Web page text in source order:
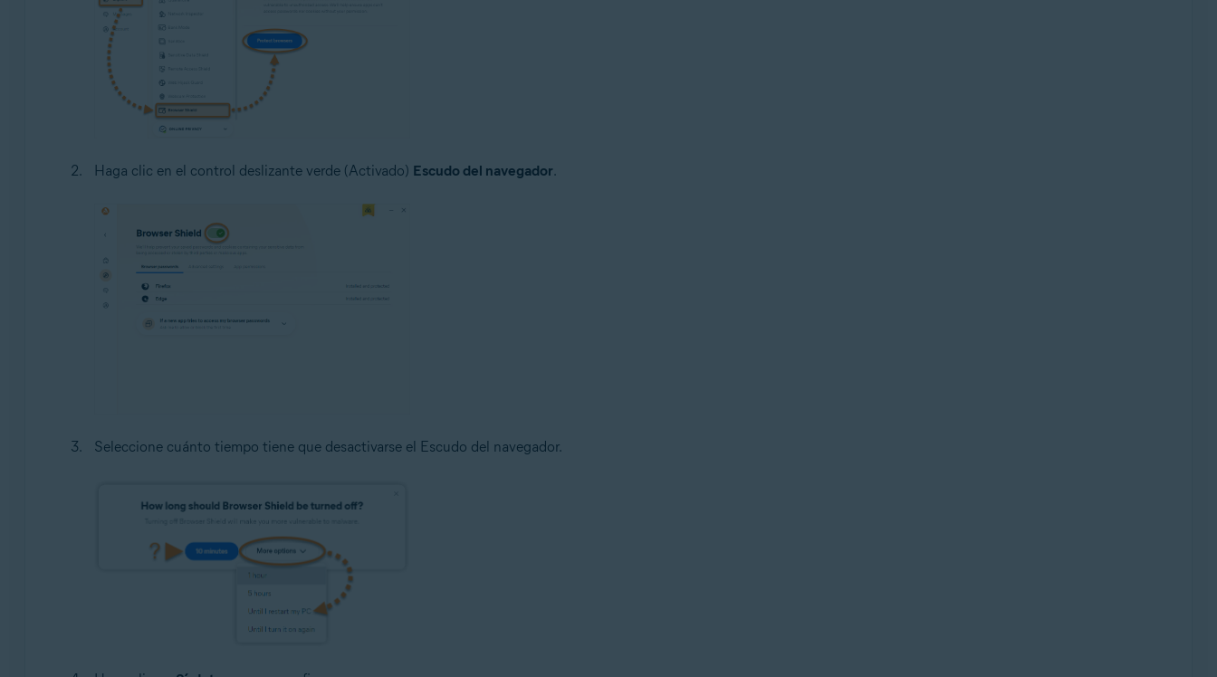
Haga clic en el control deslizante verde (Activado) Escudo del navegador.
Seleccione cuánto tiempo tiene que desactivarse el Escudo del navegador.